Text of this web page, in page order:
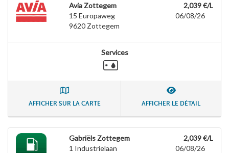
Avia Zottegem
15 Europaweg
9620 Zottegem
2,039 €/L
06/08/26
Services
AFFICHER SUR LA CARTE AFFICHER LE DÉTAIL
Gabriëls Zottegem
1 Industrielaan
2,039 €/L
06/08/26